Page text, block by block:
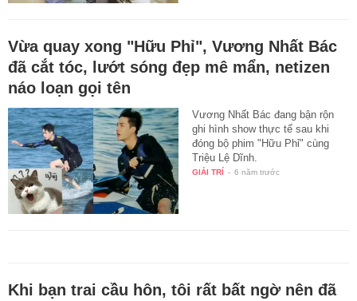
Vừa quay xong "Hữu Phỉ", Vương Nhất Bác
đã cắt tóc, lướt sóng đẹp mê mẩn, netizen
náo loạn gọi tên
Vương Nhất Bác đang bận rộn
ghi hình show thực tế sau khi
đóng bộ phim "Hữu Phỉ" cùng
Triệu Lệ Dĩnh.
GIẢI TRÍ - 6 năm trước
Khi bạn trai cầu hôn, tôi rất bất ngờ nên đã